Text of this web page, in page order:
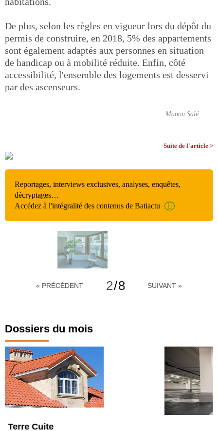
De plus, selon les règles en vigueur lors du dépôt du
permis de construire, en 2018, 5% des appartements
sont également adaptés aux personnes en situation
de handicap ou à mobilité réduite. Enfin, côté
accessibilité, l'ensemble des logements est desservi
par des ascenseurs.
Manon Salé
Suite de l'article >
Reportages, interviews exclusives, analyses, enquêtes,
décryptages…
Accédez à l'intégralité des contenus de Batiactu
« PRÉCÉDENT 2/8 SUIVANT »
Dossiers du mois